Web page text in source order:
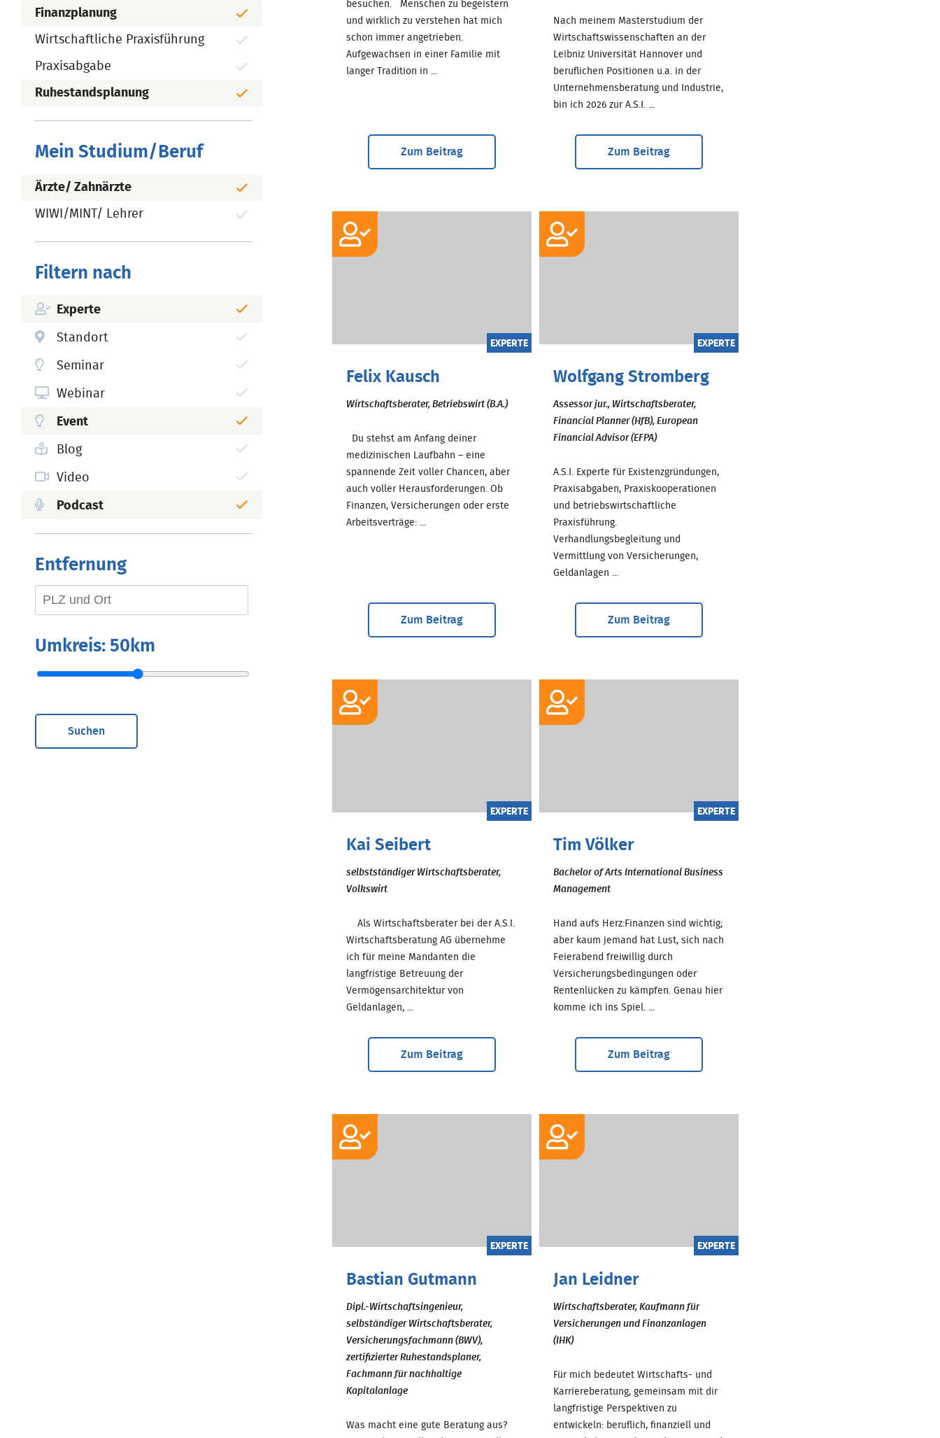
Finanzplanung
Wirtschaftliche Praxisführung
Praxisabgabe
Ruhestandsplanung
Mein Studium/Beruf
Ärzte/ Zahnärzte
WIWI/MINT/ Lehrer
Filtern nach
Experte
Standort
Seminar
Webinar
Event
Blog
Video
Podcast
Entfernung
Umkreis: 50km
Suchen
besuchen. Menschen zu begeistern
und wirklich zu verstehen hat mich
schon immer angetrieben.
Aufgewachsen in einer Familie mit
langer Tradition in ...
Zum Beitrag
Nach meinem Masterstudium der
Wirtschaftswissenschaften an der
Leibniz Universität Hannover und
beruflichen Positionen u.a. in der
Unternehmensberatung und Industrie,
bin ich 2026 zur A.S.I. ...
Zum Beitrag
EXPERTE
Felix Kausch
Wirtschaftsberater, Betriebswirt (B.A.)
Du stehst am Anfang deiner
medizinischen Laufbahn – eine
spannende Zeit voller Chancen, aber
auch voller Herausforderungen. Ob
Finanzen, Versicherungen oder erste
Arbeitsverträge: ...
Zum Beitrag
EXPERTE
Wolfgang Stromberg
Assessor jur., Wirtschaftsberater,
Financial Planner (HfB), European
Financial Advisor (EFPA)
A.S.I. Experte für Existenzgründungen,
Praxisabgaben, Praxiskooperationen
und betriebswirtschaftliche
Praxisführung.
Verhandlungsbegleitung und
Vermittlung von Versicherungen,
Geldanlagen ...
Zum Beitrag
EXPERTE
Kai Seibert
selbstständiger Wirtschaftsberater,
Volkswirt
Als Wirtschaftsberater bei der A.S.I.
Wirtschaftsberatung AG übernehme
ich für meine Mandanten die
langfristige Betreuung der
Vermögensarchitektur von
Geldanlagen, ...
Zum Beitrag
EXPERTE
Tim Völker
Bachelor of Arts International Business
Management
Hand aufs Herz:Finanzen sind wichtig;
aber kaum jemand hat Lust, sich nach
Feierabend freiwillig durch
Versicherungsbedingungen oder
Rentenlücken zu kämpfen. Genau hier
komme ich ins Spiel. ...
Zum Beitrag
EXPERTE
Bastian Gutmann
Dipl.-Wirtschaftsingenieur,
selbständiger Wirtschaftsberater,
Versicherungsfachmann (BWV),
zertifizierter Ruhestandsplaner,
Fachmann für nachhaltige
Kapitalanlage
Was macht eine gute Beratung aus?
EXPERTE
Jan Leidner
Wirtschaftsberater, Kaufmann für
Versicherungen und Finanzanlagen
(IHK)
Für mich bedeutet Wirtschafts- und
Karriereberatung, gemeinsam mit dir
langfristige Perspektiven zu
entwickeln: beruflich, finanziell und